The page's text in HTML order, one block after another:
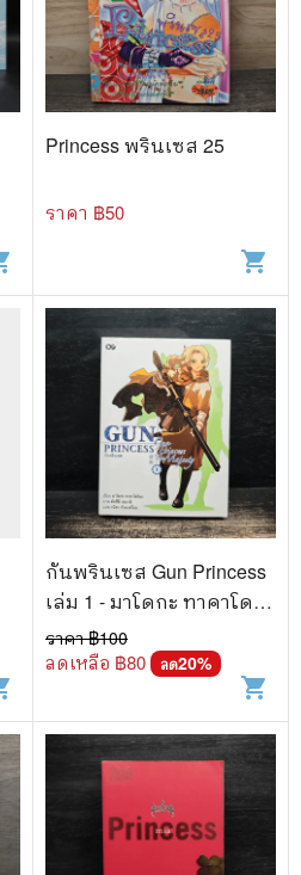
Princess พรินเซส 25
ราคา ฿50
shopping_cart
กันพรินเซส Gun Princess
เล่ม 1 - มาโดกะ ทาคาโด
โนะ
ราคา ฿100
ลดเหลือ ฿80 ลด20%
shopping_cart